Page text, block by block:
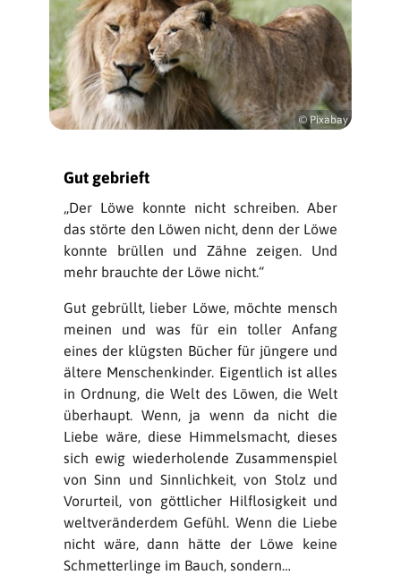
© Pixabay
Gut gebrieft
„Der Löwe konnte nicht schreiben. Aber
das störte den Löwen nicht, denn der Löwe
konnte brüllen und Zähne zeigen. Und
mehr brauchte der Löwe nicht.“
Gut gebrüllt, lieber Löwe, möchte mensch
meinen und was für ein toller Anfang
eines der klügsten Bücher für jüngere und
ältere Menschenkinder. Eigentlich ist alles
in Ordnung, die Welt des Löwen, die Welt
überhaupt. Wenn, ja wenn da nicht die
Liebe wäre, diese Himmelsmacht, dieses
sich ewig wiederholende Zusammenspiel
von Sinn und Sinnlichkeit, von Stolz und
Vorurteil, von göttlicher Hilflosigkeit und
weltveränderdem Gefühl. Wenn die Liebe
nicht wäre, dann hätte der Löwe keine
Schmetterlinge im Bauch, sondern…